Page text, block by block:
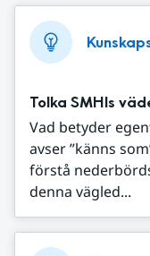
Tolka SMHIs
Vad betyder
avser ”känns
förstå
denna vägled...